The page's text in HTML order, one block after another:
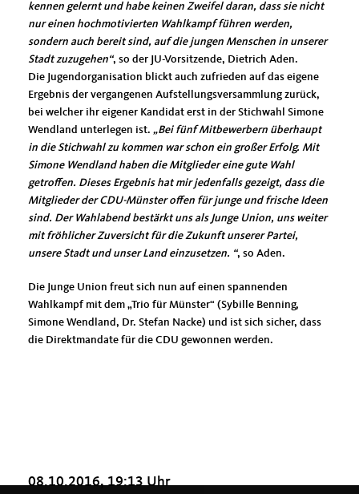
kennen gelernt und habe keinen Zweifel daran, dass sie nicht
nur einen hochmotivierten Wahlkampf führen werden,
sondern auch bereit sind, auf die jungen Menschen in unserer
Stadt zuzugehen“, so der JU-Vorsitzende, Dietrich Aden.
Die Jugendorganisation blickt auch zufrieden auf das eigene
Ergebnis der vergangenen Aufstellungsversammlung zurück,
bei welcher ihr eigener Kandidat erst in der Stichwahl Simone
Wendland unterlegen ist. Bei fünf Mitbewerbern überhaupt
in die Stichwahl zu kommen war schon ein großer Erfolg. Mit
Simone Wendland haben die Mitglieder eine gute Wahl
getroffen. Dieses Ergebnis hat mir jedenfalls gezeigt, dass die
Mitglieder der CDU-Münster offen für junge und frische Ideen
sind. Der Wahlabend bestärkt uns als Junge Union, uns weiter
mit fröhlicher Zuversicht für die Zukunft unserer Partei,
unsere Stadt und unser Land einzusetzen. “, so Aden.
Die Junge Union freut sich nun auf einen spannenden
Wahlkampf mit dem „Trio für Münster“ (Sybille Benning,
Simone Wendland, Dr. Stefan Nacke) und ist sich sicher, dass
die Direktmandate für die CDU gewonnen werden.
08.10.2016, 19:13 Uhr